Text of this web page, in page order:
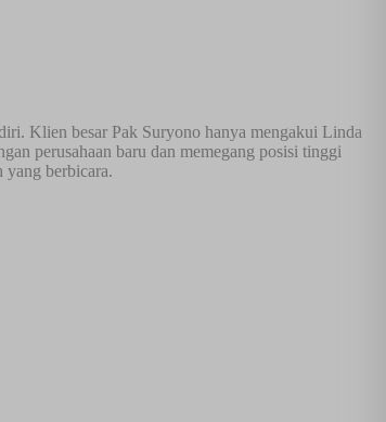
Klien besar Pak Suryono hanya mengakui Linda
perusahaan baru dan memegang posisi tinggi
yang berbicara.